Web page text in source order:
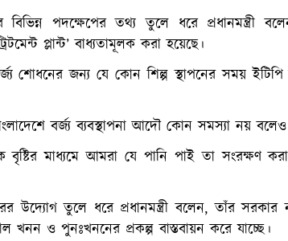
বিভিন্ন পদক্ষেপের তথ্য তুলে ধরে প্রধানমন্ত্রী
প্লান্ট’ বাধ্যতামূলক করা হয়েছে।
শোধনের জন্য যে কোন শিল্প স্থাপনের সময় ইটিপি
বর্জ্য ব্যবস্থাপনা আদৌ কোন সমস্যা নয় বলেও
বৃষ্টির মাধ্যমে আমরা যে পানি পাই তা সংরক্ষণ
উদ্যোগ তুলে ধরে প্রধানমন্ত্রী বলেন, তাঁর সরকার
খনন ও পুনঃখননের প্রকল্প বাস্তবায়ন করে যাচ্ছে।